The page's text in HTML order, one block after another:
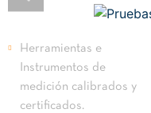
Herramientas e
Instrumentos de
medición calibrados y
certificados.